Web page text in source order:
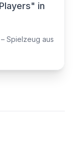
in
– Spielzeug aus